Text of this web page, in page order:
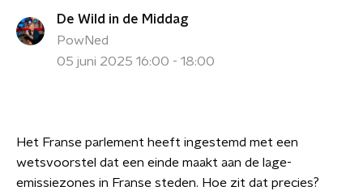
De Wild in de Middag
PowNed
05 juni 2025 16:00 - 18:00
Het Franse parlement heeft ingestemd met een
wetsvoorstel dat een einde maakt aan de lage-
emissiezones in Franse steden. Hoe zit dat precies?